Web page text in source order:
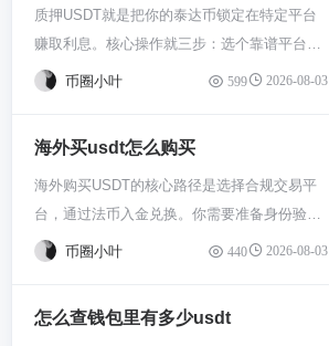
USDT到账就能买了。去交易市场，搜索你想
买的币，比如“BTC/USDT”这样的交易对。点
进去能看到买卖盘和图表，在买入区输入你想
按当前价成交，限价单可以自己设定价格挂
入，币就到你的现货账户了。买完最好提到自
己钱包，别长期放交易所。 操作过程里眼睛放
亮点。买之前看看币的流动性和深度，有些小
下，Hotbit有交易手续费，不过通常不高。最
USDT打过去。记得选对链，比如TRC20或者
ERC20，别搞错否则钱可能丢。等到账了，你
的账户资产里就能看到USDT余额了，这才算
USDT/BTC这个交易对。界面一般有个兑换页
拿到多少BTC。市价单就是按当前最好价格立
刻成交，省心；限价单是自己设定一个理想价
格，挂单等着匹配。新手图快就用市价，想抠
台持有平台币能打折，能省一点是一点。 成交
多面手，能在好多条区块链上运行，什么以太
坊的ERC20、波场的TRC20、必安智能链的
BEP20啥的。你转之前，务必弄清楚你和收款
定到不了。不同链之间的地址格式都不一样，
转错了链，钱基本就找不回来了，这是新手最
容易踩的坑。 第二步就是复制粘贴收款地址，
这步看着简单但最重要。你得像个强迫症一
用复制粘贴，千万别自己手打。地址是加密货
质押USDT就是把你的泰达币锁定在特定平台
赚取利息。核心操作就三步：选个靠谱平台，
把USDT存进去，确认质押条款坐等收益。这
币都押进去，记得分散投资控制仓位。 你得先
搞清楚质押究竟是啥。简单说，就是你暂时把
USDT借给平台或协议使用，他们会付你租金
当报酬。这过程通常通过智能合约自动执行，
议，选的时候重点看看平台口碑和资金规模，
币圈小叶 599 2026-08-03
海外买usdt怎么购买
海外购买USDT的核心路径是选择合规交易平
台，通过法币入金兑换。你需要准备身份验证
材料，用银行卡、信用卡或地区支持的电子支
并妥善管理账户安全。 你得先找个靠谱的交易
币圈小叶 440 2026-08-03
怎么查钱包里有多少usdt